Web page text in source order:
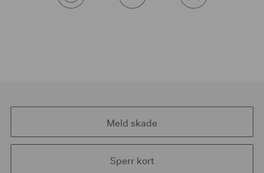
Meld skade
Sperr kort